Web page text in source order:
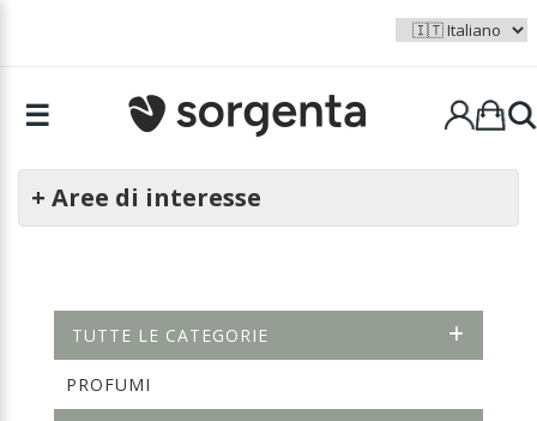
☰
+ Aree di interesse
TUTTE LE CATEGORIE
PROFUMI